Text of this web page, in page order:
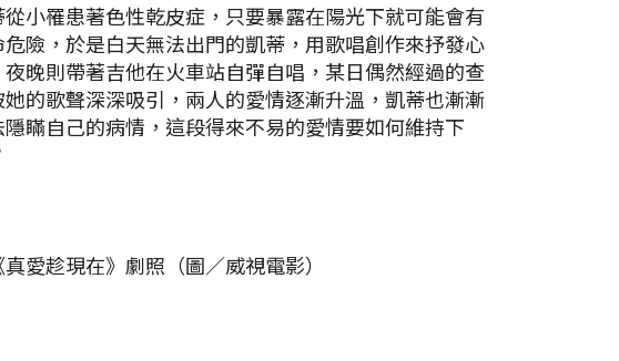
小罹患著色性乾皮症，只要暴露在陽光下就可能會有
危險，於是白天無法出門的凱蒂，用歌唱創作來抒發心
晚則帶著吉他在火車站自彈自唱，某日偶然經過的查
的歌聲深深吸引，兩人的愛情逐漸升溫，凱蒂也漸漸
隱瞞自己的病情，這段得來不易的愛情要如何維持下
愛趁現在》劇照（圖／威視電影）